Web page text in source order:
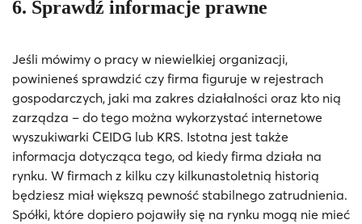
6. Sprawdź informacje prawne
Jeśli mówimy o pracy w niewielkiej organizacji,
powinieneś sprawdzić czy firma figuruje w rejestrach
gospodarczych, jaki ma zakres działalności oraz kto nią
zarządza – do tego można wykorzystać internetowe
wyszukiwarki CEIDG lub KRS. Istotna jest także
informacja dotycząca tego, od kiedy firma działa na
rynku. W firmach z kilku czy kilkunastoletnią historią
będziesz miał większą pewność stabilnego zatrudnienia.
Spółki, które dopiero pojawiły się na rynku mogą nie mieć